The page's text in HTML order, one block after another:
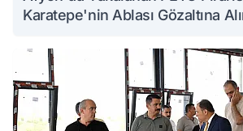
Karatepe'nin Ablası Gözaltına